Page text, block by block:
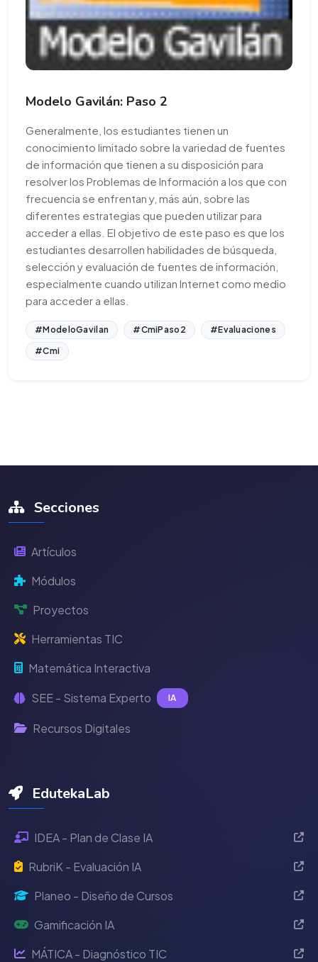
Modelo Gavilán: Paso 2
Generalmente, los estudiantes tienen un
conocimiento limitado sobre la variedad de fuentes
de información que tienen a su disposición para
resolver los Problemas de Información a los que con
frecuencia se enfrentan y, más aún, sobre las
diferentes estrategias que pueden utilizar para
acceder a ellas. El objetivo de este paso es que los
estudiantes desarrollen habilidades de búsqueda,
selección y evaluación de fuentes de información,
especialmente cuando utilizan Internet como medio
para acceder a ellas.
#ModeloGavilan #CmiPaso2
#Evaluaciones
#Cmi
Secciones
Artículos
Módulos
Proyectos
Herramientas TIC
Matemática Interactiva
SEE - Sistema Experto IA
Recursos Digitales
EdutekaLab
IDEA - Plan de Clase IA
RubriK - Evaluación IA
Planeo - Diseño de Cursos
Gamificación IA
MÁTICA - Diagnóstico TIC